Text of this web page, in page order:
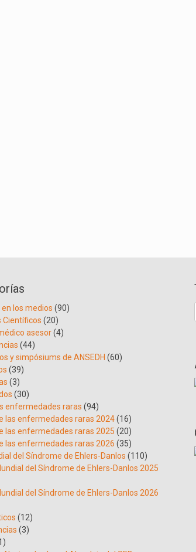
en los medios (90)
Científicos (20)
asesor(4)
(44)
y simpósiums de ANSEDH (60)
(39)
(3)
(30)
enfermedades raras (94)
las enfermedades raras 2024(16)
las enfermedades raras 2025 (20)
las enfermedades raras 2026 (35)
del Síndrome de Ehlers-Danlos (110)
del Síndrome de Ehlers-Danlos 2025
del Síndrome de Ehlers-Danlos 2026
(12)
(3)